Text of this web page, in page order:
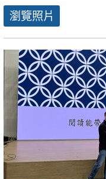
瀏覽照片